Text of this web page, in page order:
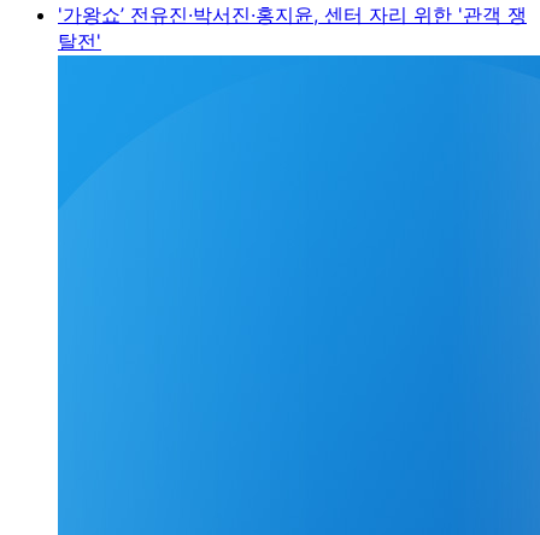
'가왕쇼’ 전유진·박서진·홍지윤, 센터 자리 위한 '관객 쟁
탈전'